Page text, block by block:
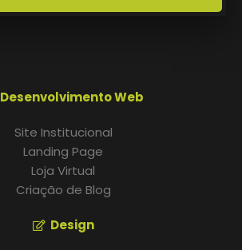
Desenvolvimento Web
Site Institucional
Landing Page
Loja Virtual
Criação de Blog
Design